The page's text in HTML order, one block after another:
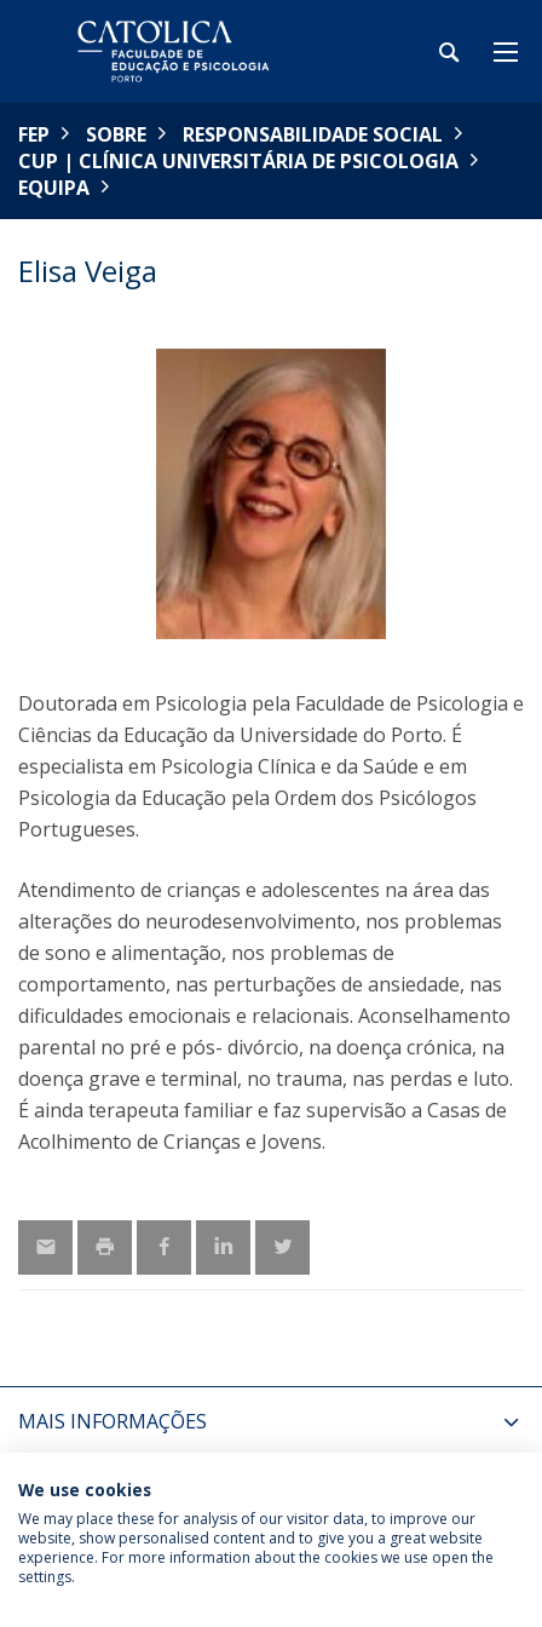
FEP SOBRE
RESPONSABILIDADE SOCIAL
CUP | CLÍNICA UNIVERSITÁRIA DE PSICOLOGIA
EQUIPA
Elisa Veiga
Doutorada em Psicologia pela Faculdade de Psicologia e
Ciências da Educação da Universidade do Porto. É
especialista em Psicologia Clínica e da Saúde e em
Psicologia da Educação pela Ordem dos Psicólogos
Portugueses.
Atendimento de crianças e adolescentes na área das
alterações do neurodesenvolvimento, nos problemas
de sono e alimentação, nos problemas de
comportamento, nas perturbações de ansiedade, nas
dificuldades emocionais e relacionais. Aconselhamento
parental no pré e pós- divórcio, na doença crónica, na
doença grave e terminal, no trauma, nas perdas e luto.
É ainda terapeuta familiar e faz supervisão a Casas de
Acolhimento de Crianças e Jovens.
MAIS INFORMAÇÕES
ÚLTIMAS NOTÍCIAS
Política de Privacidade
Termos & Condições
We use cookies
We may place these for analysis of our visitor data, to improve our
website, show personalised content and to give you a great website
experience. For more information about the cookies we use open the
settings.